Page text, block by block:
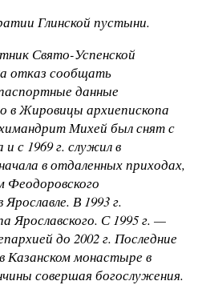
Глинской пустыни.
Свято-Успенской
отказ сообщать
данные
в Жировицы архиепископа
Михей был снят с
с 1969 г. служил в
в отдаленных приходах,
Феодоровского
В 1993 г.
Ярославского. С 1995 г. —
до 2002 г. Последние
Казанском монастыре в
совершая богослужения.